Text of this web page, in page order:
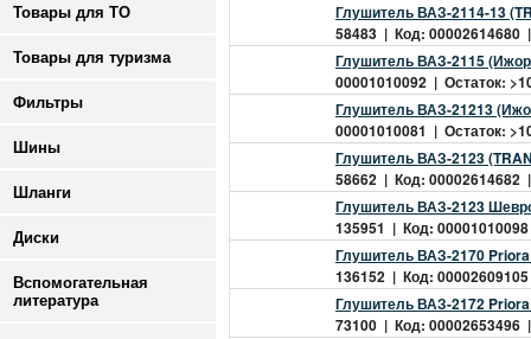
Товары для ТО
Товары для туризма
Фильтры
Шины
Шланги
Диски
Вспомогательная
литература
Глушитель ВАЗ-2114-13
58483 | Код: 00002614680
Глушитель ВАЗ-2115
00001010092 | Остаток:
Глушитель ВАЗ-21213
00001010081 | Остаток:
Глушитель ВАЗ-2123
58662 | Код: 00002614682
Глушитель ВАЗ-2123
135951 | Код:
Глушитель ВАЗ-2170
136152 | Код:
Глушитель ВАЗ-2172
73100 | Код: 00002653496